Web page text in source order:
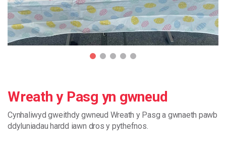
Wreath y Pasg yn gwneud
Cynhaliwyd gweithdygwneud Wreath y Pasg a gwnaeth pawb
ddyluniadau hardd iawn dros y pythefnos.